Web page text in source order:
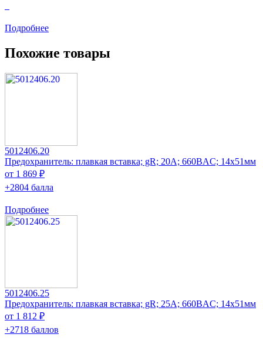
Подробнее
Похожие товары
5012406.20
Предохранитель: плавкая вставка; gR; 20А; 660ВAC; 14x51мм
от 1 869 ₽
+2804 балла
Подробнее
5012406.25
Предохранитель: плавкая вставка; gR; 25А; 660ВAC; 14x51мм
от 1 812 ₽
+2718 баллов